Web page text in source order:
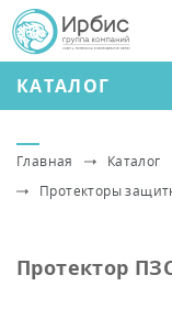
КАТАЛОГ
Главная Каталог
Протекторы
Протектор